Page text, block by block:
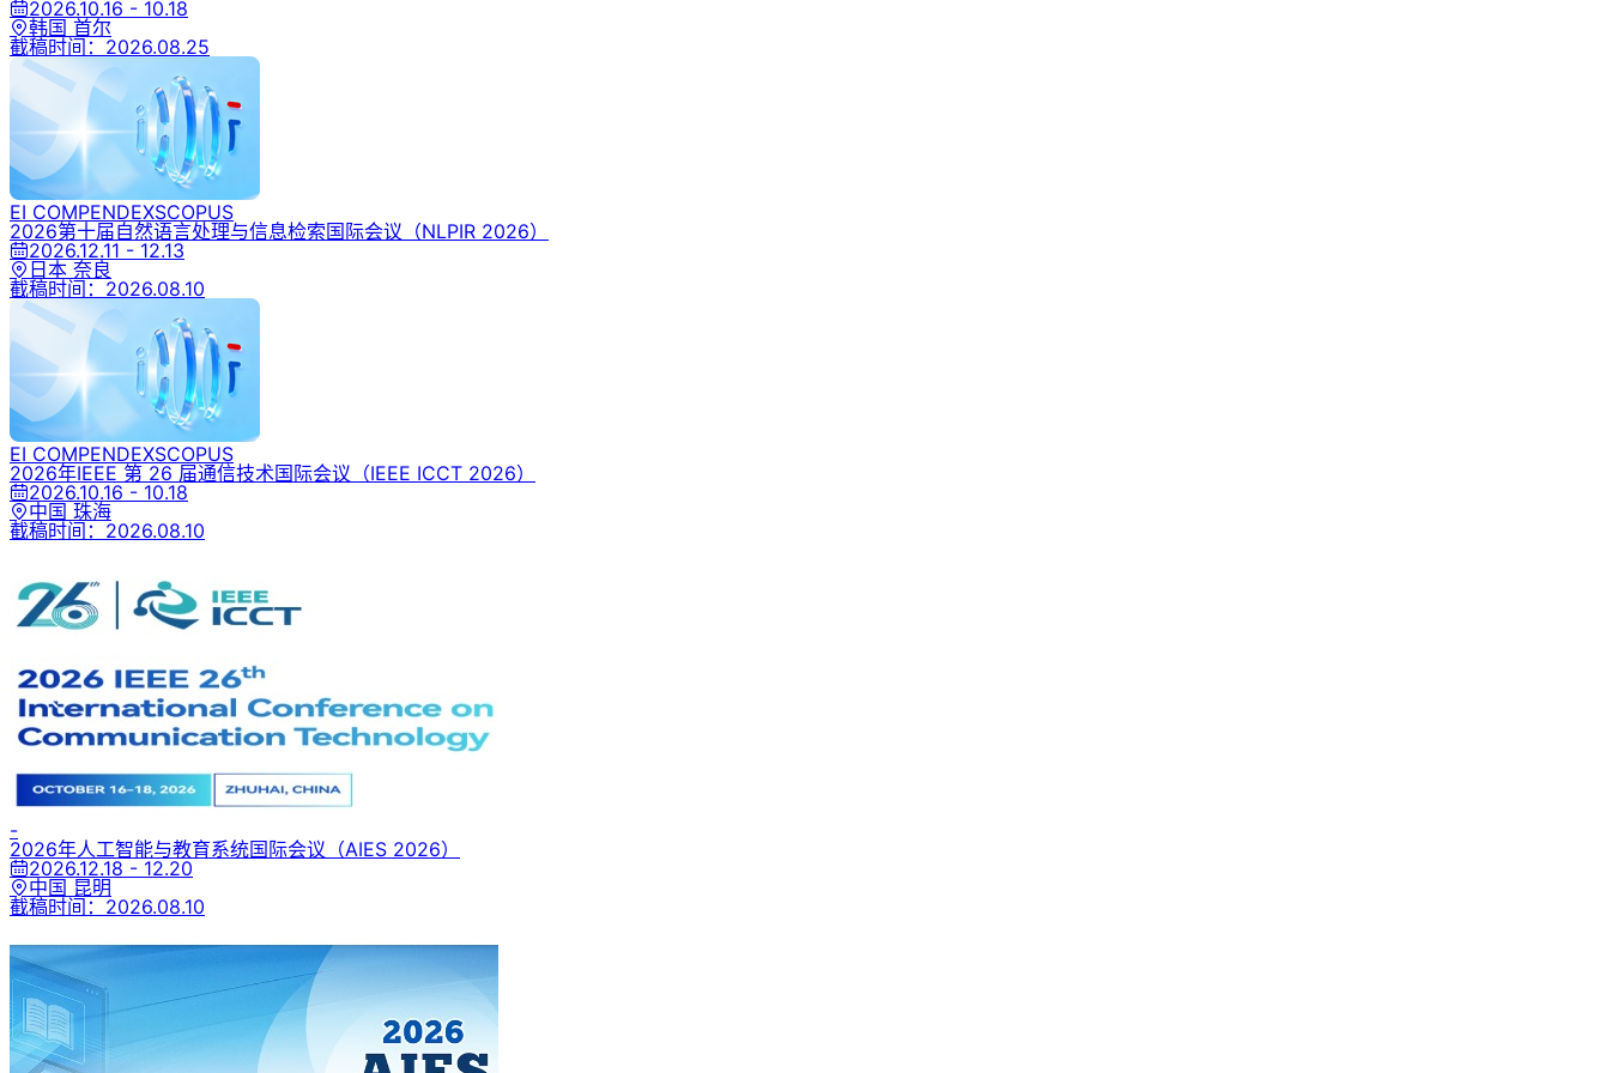
2026.10.16 - 10.18
韩国 首尔
截稿时间： 2026.08.25
EI COMPENDEXSCOPUS
2026第十届自然语言处理与信息检索国际会议 （NLPIR 2026）
2026.12.11 - 12.13
日本 奈良
截稿时间： 2026.08.10
EI COMPENDEXSCOPUS
2026年IEEE 第 26 届通信技术国际会议 （IEEE ICCT 2026）
2026.10.16 - 10.18
中国 珠海
截稿时间： 2026.08.10
-
2026年人工智能与教育系统国际会议 （AIES 2026）
2026.12.18 - 12.20
中国 昆明
截稿时间： 2026.08.10